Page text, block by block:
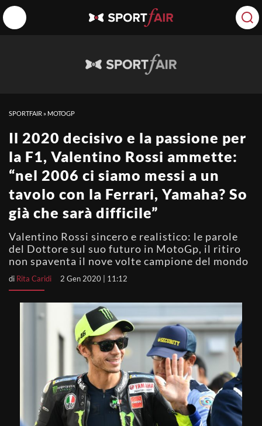
SPORTFAIR » MOTOGP
Il 2020 decisivo e la passione per
la F1, Valentino Rossi ammette:
“nel 2006 ci siamo messi a un
tavolo con la Ferrari, Yamaha? So
già che sarà difficile”
Valentino Rossi sincero e realistico: le parole
del Dottore sul suo futuro in MotoGp, il ritiro
non spaventa il nove volte campione del mondo
di Rita Caridi 2 Gen 2020 | 11:12